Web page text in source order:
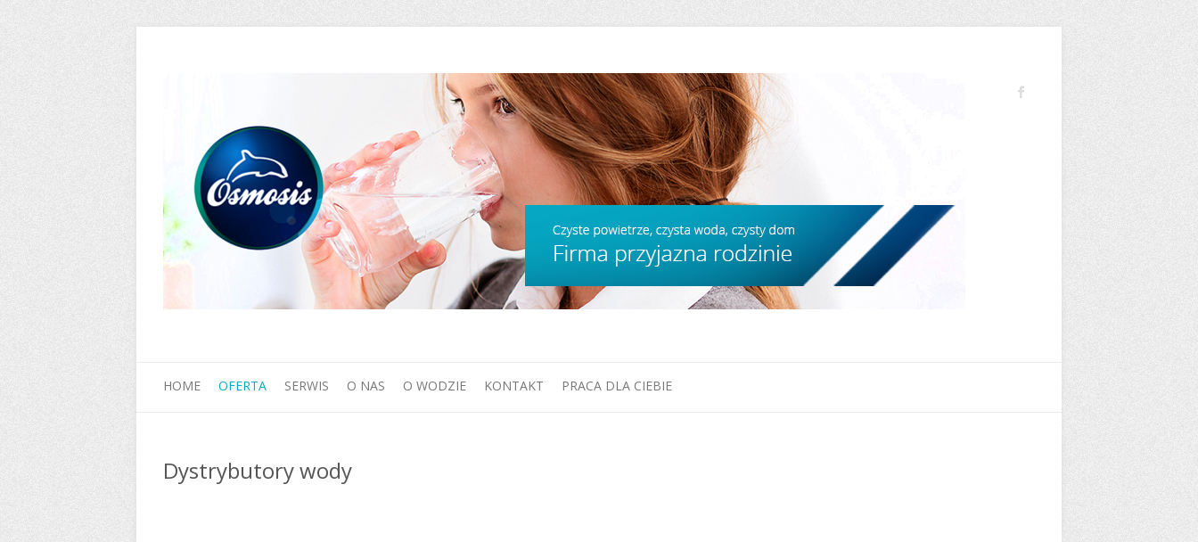
HOME OFERTA SERWIS O NAS O WODZIE KONTAKT PRACA DLA CIEBIE
Dystrybutory wody